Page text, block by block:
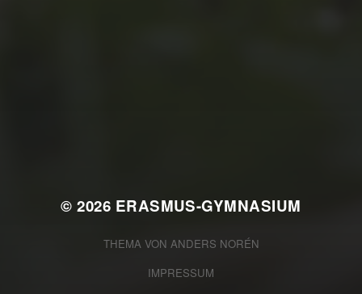
© 2026 ERASMUS-GYMNASIUM
THEMA VON ANDERS NORÉN
IMPRESSUM